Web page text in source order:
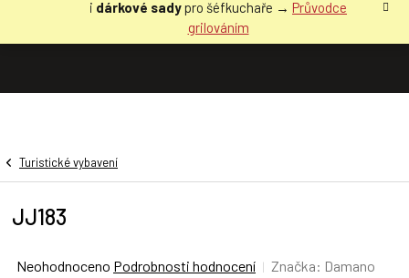
i dárkové sadypro šéfkuchaře → Průvodce
grilováním
Turistické vybavení
JJ183
Průměrné
Neohodnoceno Podrobnosti hodnocení Značka: Damano